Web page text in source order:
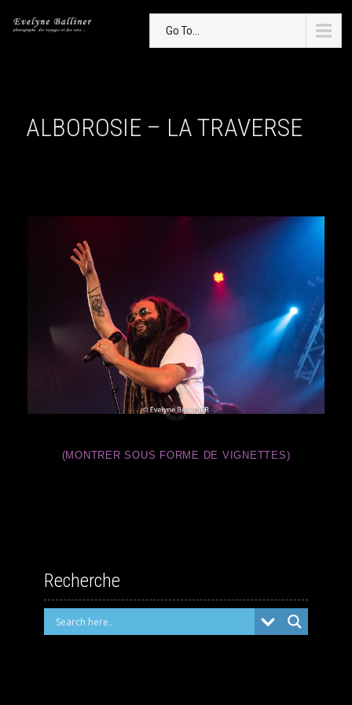
Go To...
ALBOROSIE – LA TRAVERSE
(MONTRER SOUS FORME DE VIGNETTES)
Recherche